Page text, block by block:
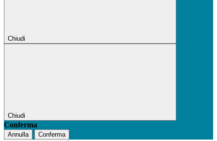
Chiudi
Chiudi
Conferma
Annulla Conferma